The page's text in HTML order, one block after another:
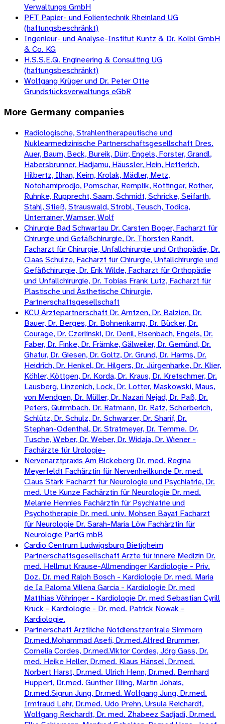
Verwaltungs GmbH
PFT Papier- und Folientechnik Rheinland UG
(haftungsbeschränkt)
Ingenieur- und Analyse-Institut Kuntz & Dr. Kölbl GmbH
& Co. KG
H.S.S.E.Q. Engineering & Consulting UG
(haftungsbeschränkt)
Wolfgang Krüger und Dr. Peter Otte
Grundstücksverwaltungs eGbR
More Germany companies
Radiologische, Strahlentherapeutische und
Nuklearmedizinische Partnerschaftsgesellschaft Dres.
Auer, Baum, Beck, Bureik, Dürr, Engels, Forster, Grandl,
Habersbrunner, Hadjamu, Häussler, Hein, Hetterich,
Hilbertz, Ilhan, Keim, Krolak, Mädler, Metz,
Notohamiprodjo, Pomschar, Remplik, Röttinger, Rother,
Ruhnke, Rupprecht, Saam, Schmidt, Schricke, Seifarth,
Stahl, Stieß, Strauswald, Strobl, Teusch, Todica,
Unterrainer, Wamser, Wolf
Chirurgie Bad Schwartau Dr. Carsten Boger, Facharzt für
Chirurgie und Gefäßchirurgie, Dr. Thorsten Randt,
Facharzt für Chirurgie, Unfallchirurgie und Orthopädie, Dr.
Claas Schulze, Facharzt für Chirurgie, Unfallchirurgie und
Gefäßchirurgie, Dr. Erik Wilde, Facharzt für Orthopädie
und Unfallchirurgie, Dr. Tobias Frank Lutz, Facharzt für
Plastische und Ästhetische Chirurgie,
Partnerschaftsgesellschaft
KCU Ärztepartnerschaft Dr. Arntzen, Dr. Balzien, Dr.
Bauer, Dr. Berges, Dr. Bohnenkamp, Dr. Bücker, Dr.
Courage, Dr. Czerlinski, Dr. Denil, Eisenbach, Engels, Dr.
Faber, Dr. Finke, Dr. Främke, Gälweiler, Dr. Gemünd, Dr.
Ghafur, Dr. Giesen, Dr. Goltz, Dr. Grund, Dr. Harms, Dr.
Heidrich, Dr. Henkel, Dr. Hilgers, Dr. Jürgenharke, Dr. Klier,
Köhler, Köttgen, Dr. Korda, Dr. Kraus, Dr. Kretschmer, Dr.
Lausberg, Linzenich, Lock, Dr. Lotter, Maskowski, Maus,
von Mendgen, Dr. Müller, Dr. Nazari Nejad, Dr. Paß, Dr.
Peters, Quirmbach. Dr. Ratmann, Dr. Ratz, Scherberich,
Schlütz, Dr. Schulz, Dr. Schwarzer, Dr. Sharif, Dr.
Stephan-Odenthal, Dr. Stratmeyer, Dr. Temme. Dr.
Tusche, Weber, Dr. Weber, Dr. Widaja, Dr. Wiener -
Fachärzte für Urologie-
Nervenarztpraxis Am Bickeberg Dr. med. Regina
Meyerfeldt Fachärztin für Nervenheilkunde Dr. med.
Claus Stärk Facharzt für Neurologie und Psychiatrie, Dr.
med. Ute Kunze Fachärztin für Neurologie Dr. med.
Melanie Hennies Fachärztin für Psychiatrie und
Psychotherapie Dr. med. univ. Mohsen Bayat Facharzt
für Neurologie Dr. Sarah-Maria Löw Fachärztin für
Neurologie PartG mbB
Cardio Centrum Ludwigsburg Bietigheim
Partnerschaftsgesellschaft Arzte für innere Medizin Dr.
med. Hellmut Krause-Allmendinger Kardiologie - Priv.
Doz. Dr. med Ralph Bosch - Kardiologie Dr. med. Maria
de Ia Paloma Villena Garcia - Kardiologie Dr. med
Matthias Vöhringer - Kardiologie Dr. med Sebastian Cyrill
Kruck - Kardiologie - Dr. med. Patrick Nowak -
Kardiologie.
Partnerschaft Ärztliche Notdienstzentrale Simmern
Dr.med.Mohammad Asefi, Dr.med.Alfred Brummer,
Cornelia Cordes, Dr.med.Viktor Cordes, Jörg Gass, Dr.
med. Heike Heller, Dr.med. Klaus Hänsel, Dr.med.
Norbert Harst, Dr.med. Ulrich Henn, Dr.med. Bernhard
Huppert, Dr.med. Günther Illing, Martin Johais,
Dr.med.Sigrun Jung, Dr.med. Wolfgang Jung, Dr.med.
Irmtraud Lehr, Dr.med. Udo Prehn, Ursula Reichardt,
Wolfgang Reichardt, Dr. med. Zhabeez Sadjadi, Dr.med.